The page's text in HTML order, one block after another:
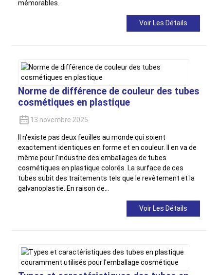
mémorables.
Voir Les Détails
Norme de différence de couleur des tubes
cosmétiques en plastique
13 novembre 2025
Il n'existe pas deux feuilles au monde qui soient
exactement identiques en forme et en couleur. Il en va de
même pour l'industrie des emballages de tubes
cosmétiques en plastique colorés. La surface de ces
tubes subit des traitements tels que le revêtement et la
galvanoplastie. En raison de…
Voir Les Détails